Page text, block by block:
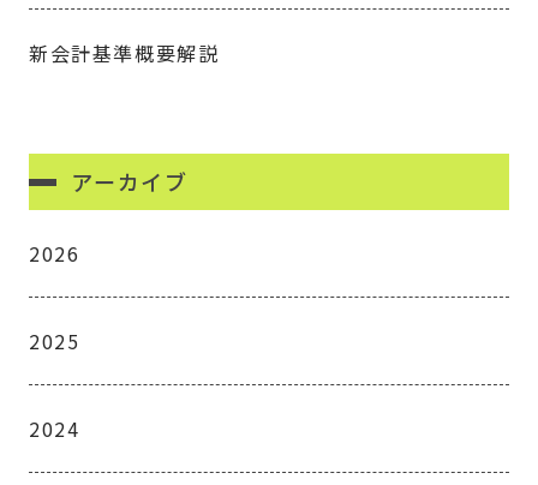
新会計基準概要解説
アーカイブ
2026
2025
2024